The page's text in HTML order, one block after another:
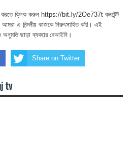
করতে ক্লিক করুন https://bit.ly/2Oe737t কনটেন্ট
এ নিন্দনীয় কাজকে নিরুৎসাহিত করি। এই
অনুমতি ছাড়া ব্যবহার বেআইনি।
Share on Twitter
tv